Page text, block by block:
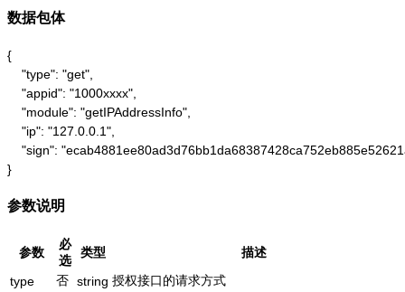
数据包体
{
    "type": "get",
    "appid": "1000xxxx",
    "module": "getIPAddressInfo",
    "ip": "127.0.0.1",
"sign":
}
参数说明
参数
必
选
类型
描述
type
否 string 授权接口的请求方式